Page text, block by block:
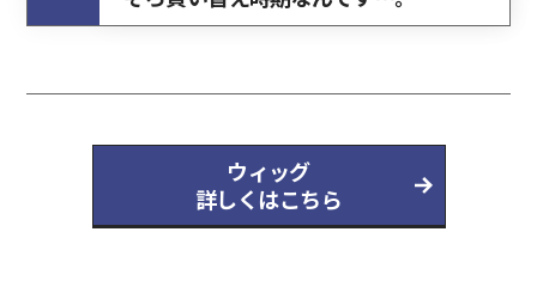
ウィッグ
詳しくはこちら